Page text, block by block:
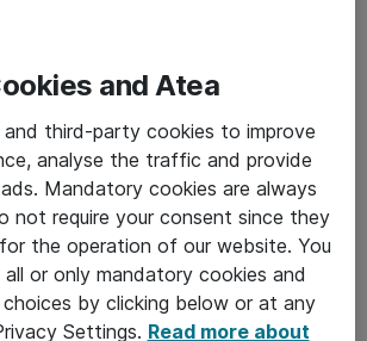
and Atea
third-party cookies to improve
analyse the traffic and provide
Mandatory cookies are always
not require your consent since they
the operation of our website. You
or only mandatory cookies and
choices by clicking below or at any
Settings. Read more about